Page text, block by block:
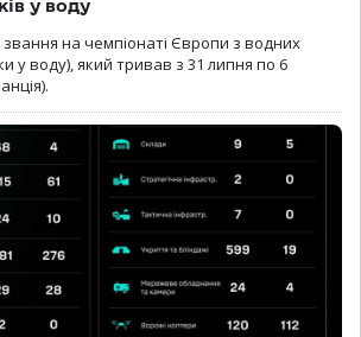
у воду
на чемпіонаті Європи з водних
у воду), який тривав з 31 липня по 6